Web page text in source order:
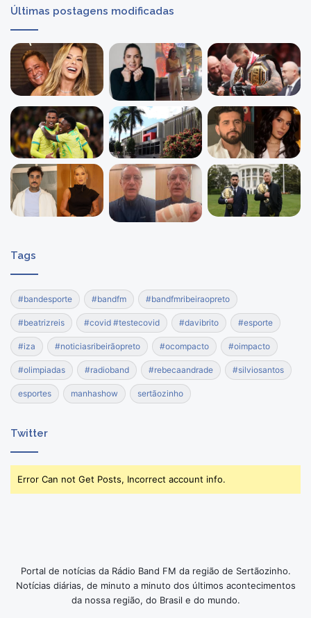
Últimas postagens modificadas
Tags
#bandesporte #bandfm #bandfmribeiraopreto
#beatrizreis #covid #testecovid #davibrito #esporte
#iza #noticiasribeirãopreto #ocompacto #oimpacto
#olimpiadas #radioband #rebecaandrade #silviosantos
esportes manhashow sertãozinho
Twitter
Error Can not Get Posts, Incorrect account info.
Portal de notícias da Rádio Band FM da região de Sertãozinho.
Notícias diárias, de minuto a minuto dos últimos acontecimentos
da nossa região, do Brasil e do mundo.